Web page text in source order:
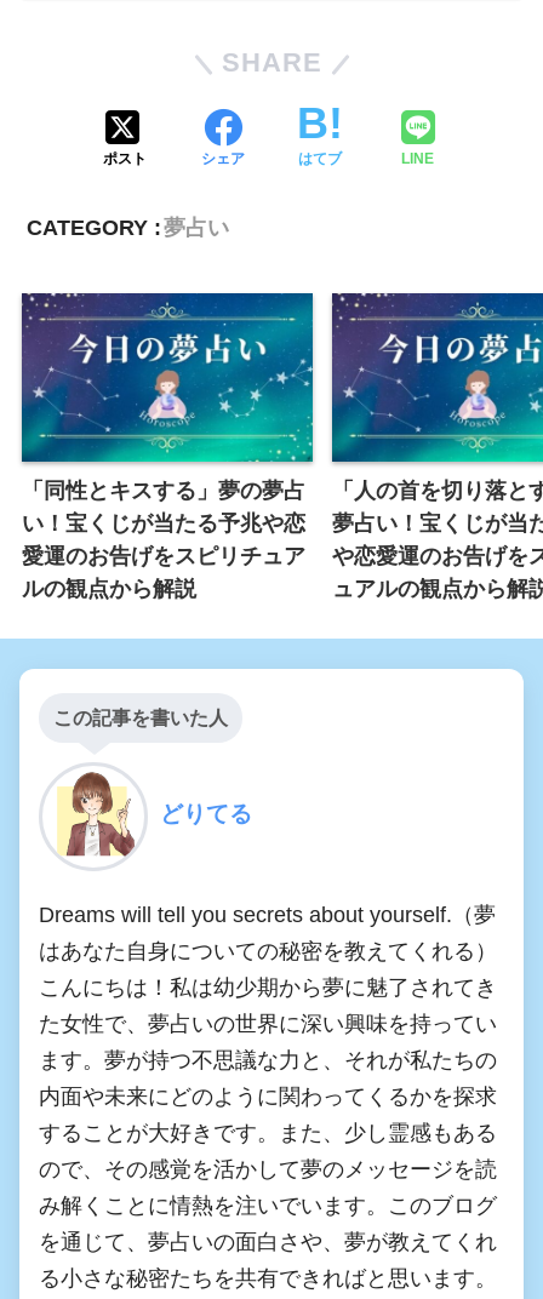
SHARE
ポスト シェア はてブ LINE
CATEGORY :夢占い
「同性とキスする」夢の夢占
い！宝くじが当たる予兆や恋
愛運のお告げをスピリチュア
ルの観点から解説
「人の首を切り落と
夢占い！宝くじが当
や恋愛運のお告げを
ュアルの観点から解
この記事を書いた人
どりてる
Dreams will tell you secrets about yourself.（夢
はあなた自身についての秘密を教えてくれる）
こんにちは！私は幼少期から夢に魅了されてき
た女性で、夢占いの世界に深い興味を持ってい
ます。夢が持つ不思議な力と、それが私たちの
内面や未来にどのように関わってくるかを探求
することが大好きです。また、少し霊感もある
ので、その感覚を活かして夢のメッセージを読
み解くことに情熱を注いでいます。このブログ
を通じて、夢占いの面白さや、夢が教えてくれ
る小さな秘密たちを共有できればと思います。